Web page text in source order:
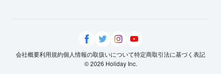
会社概要利用規約個人情報の取扱いについて特定商取引法に基づく表記
© 2026 Holiday Inc.